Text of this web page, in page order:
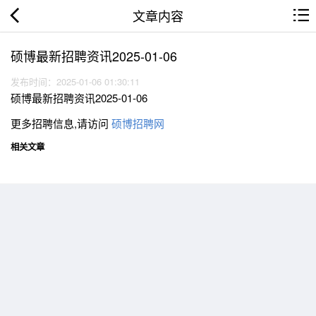
文章内容
硕博最新招聘资讯2025-01-06
发布时间：2025-01-06 01:30:11
硕博最新招聘资讯2025-01-06
更多招聘信息,请访问 硕博招聘网
相关文章